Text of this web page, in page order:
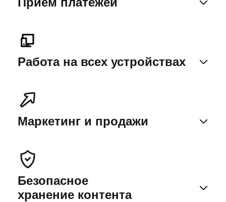
Работа на всех устройствах
Маркетинг и продажи
Безопасное
хранение контента